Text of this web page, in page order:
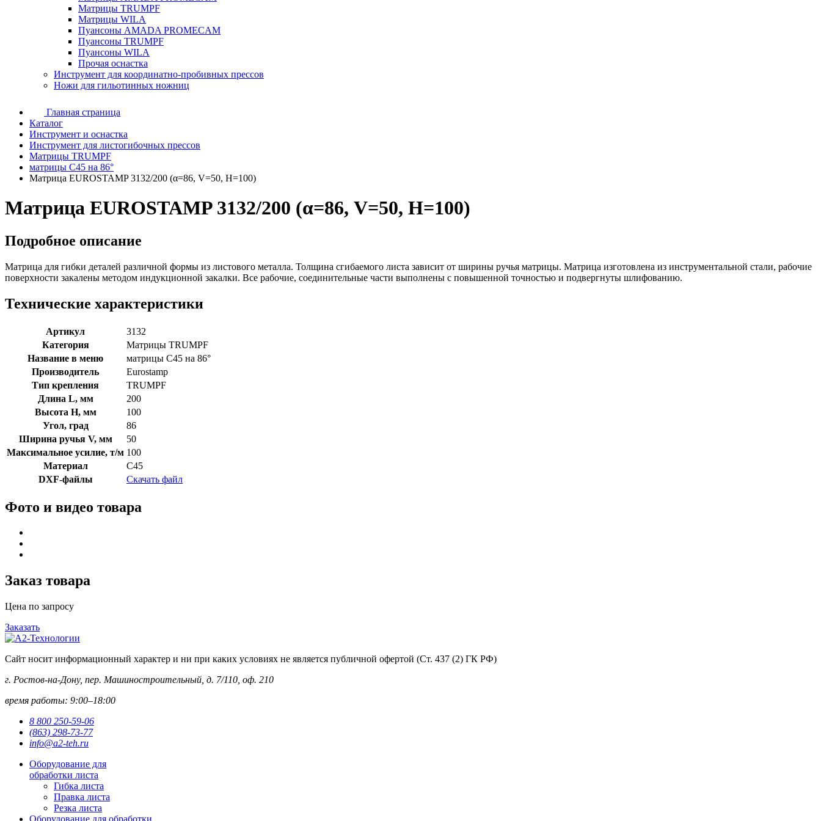
Матрицы TRUMPF
Матрицы WILA
Пуансоны AMADA PROMECAM
Пуансоны TRUMPF
Пуансоны WILA
Прочая оснастка
Инструмент для координатно-пробивных прессов
Ножи для гильотинных ножниц
Главная страница
Каталог
Инструмент и оснастка
Инструмент для листогибочных прессов
Матрицы TRUMPF
матрицы C45 на 86°
Матрица EUROSTAMP 3132/200 (α=86, V=50, H=100)
Матрица EUROSTAMP 3132/200 (α=86, V=50, H=100)
Подробное описание
Матрица для гибки деталей различной формы из листового металла. Толщина сгибаемого листа зависит от ширины ручья матрицы. Матрица изготовлена из инструментальной стали, рабочие
поверхности закалены методом индукционной закалки. Все рабочие, соединительные части выполнены с повышенной точностью и подвергнуты шлифованию.
Технические характеристики
Артикул
3132
Категория
Матрицы TRUMPF
Название в меню
матрицы C45 на 86°
Производитель
Eurostamp
Тип крепления
TRUMPF
Длина L, мм
200
Высота H, мм
100
Угол, град
86
Ширина ручья V, мм
50
Максимальное усилие, т/м 100
Материал
C45
DXF-файлы
Скачать файл
Фото и видео товара
Заказ товара
Цена по запросу
Заказать
Сайт носит информационный характер и ни при каких условиях не является публичной офертой (Ст. 437 (2) ГК РФ)
г. Ростов-на-Дону, пер. Машиностроительный, д. 7/110, оф. 210
время работы: 9:00–18:00
8 800 250-59-06
(863) 298-73-77
info@a2-teh.ru
Оборудование для
обработки листа
Гибка листа
Правка листа
Резка листа